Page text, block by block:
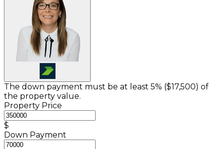
The down payment must be at least 5% ($17,500) of
the property value.
Property Price
$
Down Payment